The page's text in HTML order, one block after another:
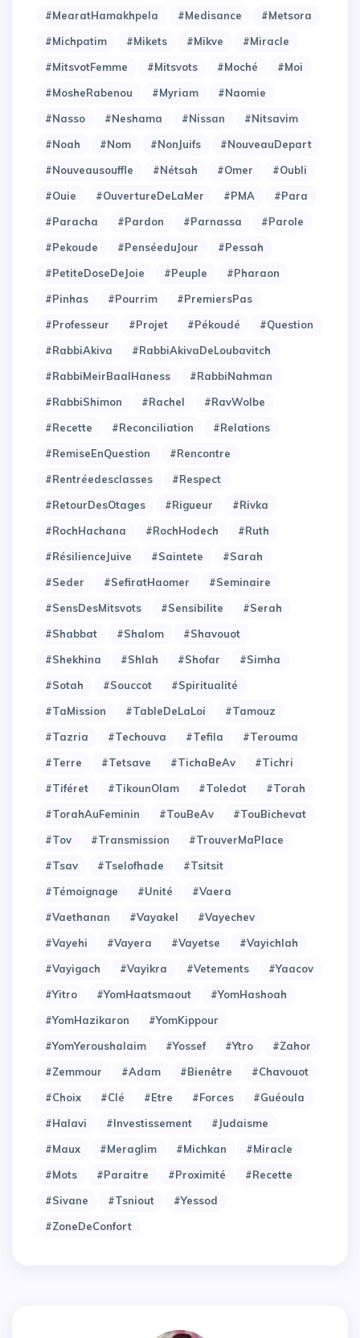
#MearatHamakhpela #Medisance
#Metsora
#Michpatim
#Mikets #Mikve
#Miracle
#MitsvotFemme
#Mitsvots #Moché
#Moi
#MosheRabenou
#Myriam
#Naomie
#Nasso
#Neshama #Nissan
#Nitsavim
#Noah
#Nom #NonJuifs
#NouveauDepart
#Nouveausouffle
#Nétsah #Omer
#Oubli
#Ouie
#OuvertureDeLaMer #PMA
#Para
#Paracha
#Pardon #Parnassa
#Parole
#Pekoude
#PenséeduJour
#Pessah
#PetiteDoseDeJoie
#Peuple
#Pharaon
#Pinhas
#Pourrim
#PremiersPas
#Professeur
#Projet #Pékoudé
#Question
#RabbiAkiva
#RabbiAkivaDeLoubavitch
#RabbiMeirBaalHaness
#RabbiNahman
#RabbiShimon
#Rachel
#RavWolbe
#Recette
#Reconciliation
#Relations
#RemiseEnQuestion
#Rencontre
#Rentréedesclasses
#Respect
#RetourDesOtages
#Rigueur
#Rivka
#RochHachana
#RochHodech
#Ruth
#RésilienceJuive
#Saintete
#Sarah
#Seder
#SefiratHaomer
#Seminaire
#SensDesMitsvots
#Sensibilite
#Serah
#Shabbat
#Shalom
#Shavouot
#Shekhina
#Shlah #Shofar
#Simha
#Sotah
#Souccot
#Spiritualité
#TaMission
#TableDeLaLoi
#Tamouz
#Tazria
#Techouva #Tefila
#Terouma
#Terre
#Tetsave #TichaBeAv
#Tichri
#Tiféret
#TikounOlam #Toledot
#Torah
#TorahAuFeminin
#TouBeAv
#TouBichevat
#Tov
#Transmission
#TrouverMaPlace
#Tsav
#Tselofhade
#Tsitsit
#Témoignage
#Unité
#Vaera
#Vaethanan
#Vayakel
#Vayechev
#Vayehi
#Vayera #Vayetse
#Vayichlah
#Vayigach
#Vayikra #Vetements
#Yaacov
#Yitro
#YomHaatsmaout
#YomHashoah
#YomHazikaron
#YomKippour
#YomYeroushalaim
#Yossef #Ytro
#Zahor
#Zemmour
#adam #bienêtre
#chavouot
#choix
#clé #etre #forces
#guéoula
#halavi
#investissement
#judaisme
#maux
#meraglim #michkan
#miracle
#mots
#paraitre #proximité
#recette
#sivane
#tsniout
#yessod
#zoneDeConfort